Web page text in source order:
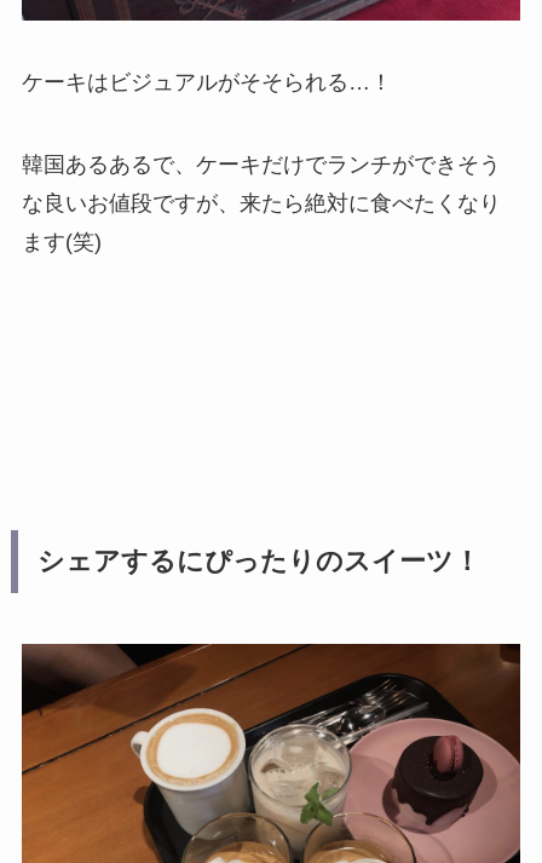
ケーキはビジュアルがそそられる…！
韓国あるあるで、ケーキだけでランチができそう
な良いお値段ですが、来たら絶対に食べたくなり
ます(笑)
シェアするにぴったりのスイーツ！